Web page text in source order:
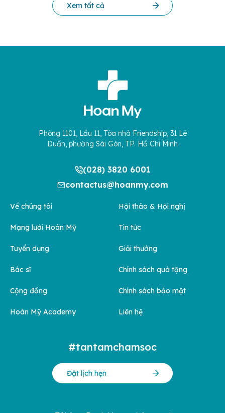
Xem tất cả
Phòng 1101, Lầu 11, Tòa nhà Friendship, 31 Lê
Duẩn, phường Sài Gòn, TP. Hồ Chí Minh
(028) 3820 6001
contactus@hoanmy.com
Về chúng tôi
Mạng lưới Hoàn Mỹ
Tuyển dụng
Bác sĩ
Cộng đồng
Hoàn Mỹ Academy
Hội thảo & Hội nghị
Tin tức
Giải thưởng
Chính sách quà tặng
Chính sách bảo mật
Liên hệ
#tantamchamsoc
Đặt lịch hẹn